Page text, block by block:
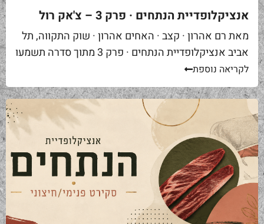
אנציקלופדיית הנתחים · פרק 3 – צ'אק רול
מאת רם אהרון · קצב · האחים אהרון · שוק התקווה, תל
אביב אנציקלופדיית הנתחים · פרק 3 מתוך סדרה תשמעו
סיפור. אתם באים לאחת ממסעדות הבשר הטובות...
לקריאה נוספת